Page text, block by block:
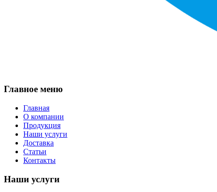
Главное меню
Главная
О компании
Продукция
Наши услуги
Доставка
Статьи
Контакты
Наши услуги